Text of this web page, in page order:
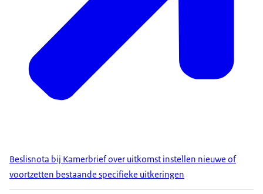
Beslisnota bij Kamerbrief over uitkomst instellen nieuwe of
voortzetten bestaande specifieke uitkeringen